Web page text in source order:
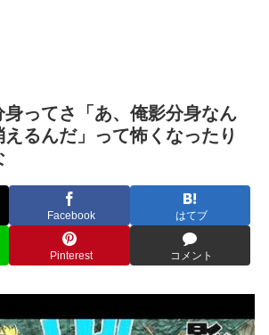
ってさ「あ、俺影分身なん
るんだ」って怖くなったり
Facebook はてブ
Pinterest コメント